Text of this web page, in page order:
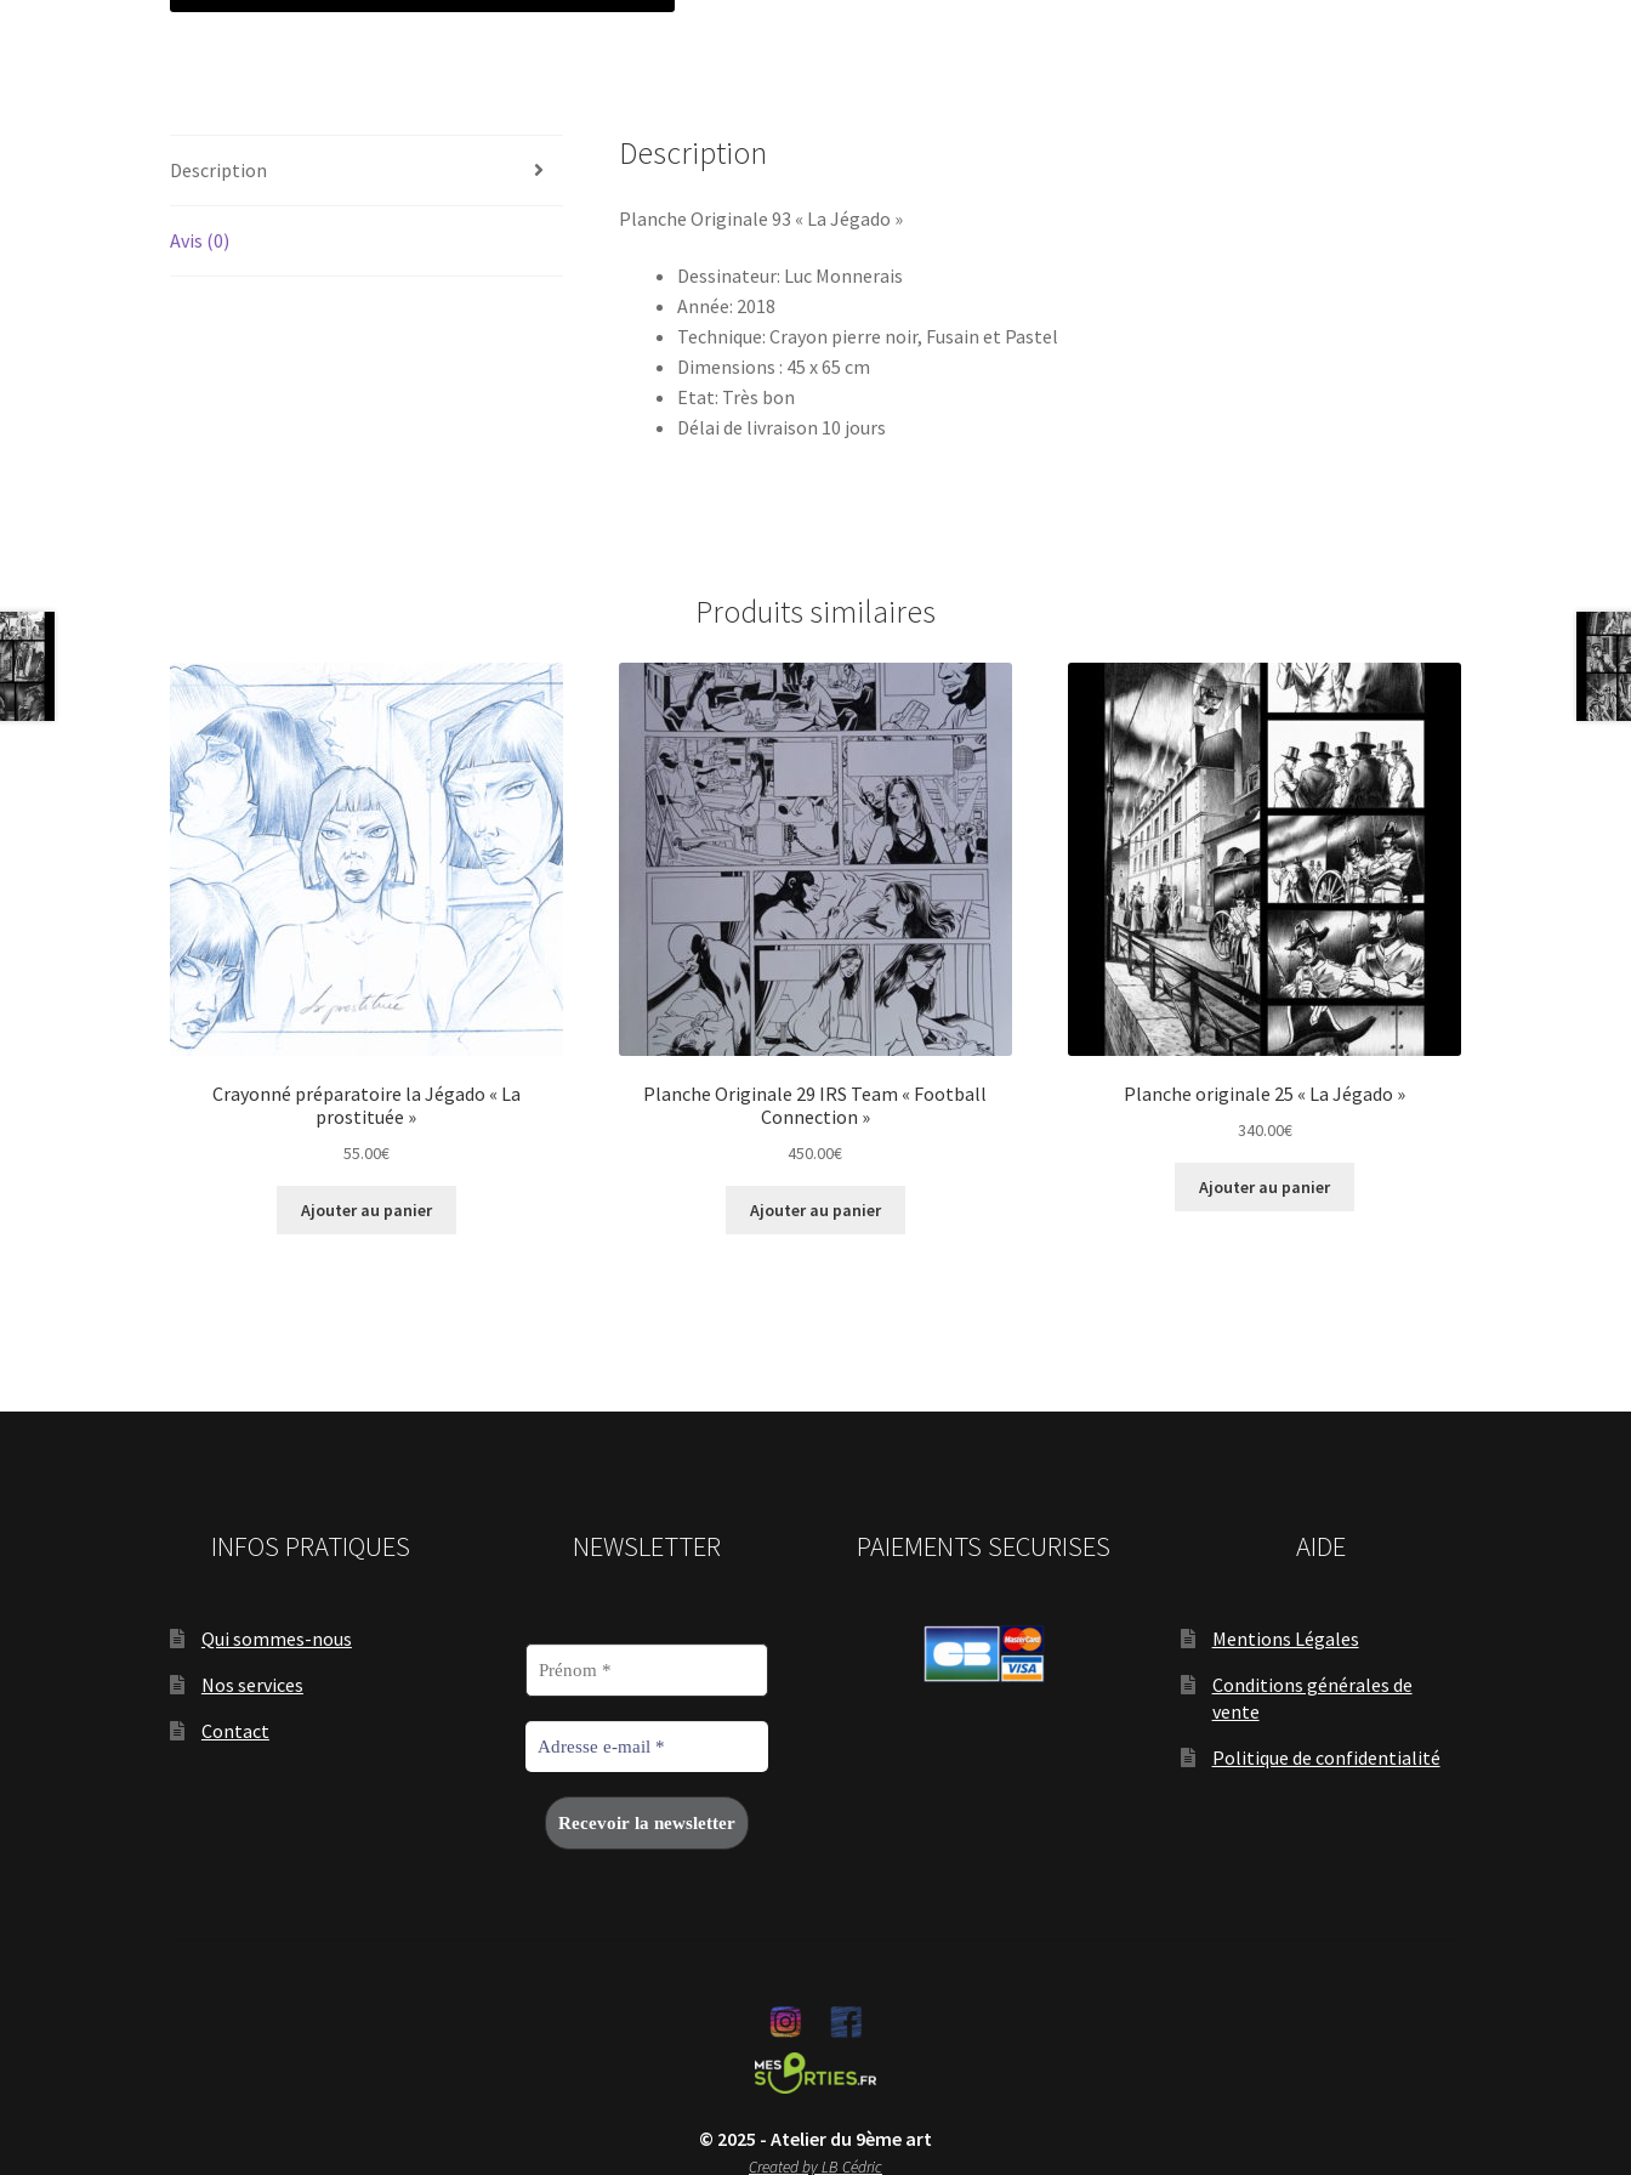
Description
Avis (0)
Description
Planche Originale 93 « La Jégado »
Dessinateur: Luc Monnerais
Année: 2018
Technique: Crayon pierre noir, Fusain et Pastel
Dimensions : 45 x 65 cm
Etat: Très bon
Délai de livraison 10 jours
Produits similaires
Crayonné préparatoire la Jégado « La
prostituée »
55.00€
Ajouter au panier
Planche Originale 29 IRS Team « Football
Connection »
450.00€
Ajouter au panier
Planche originale 25 « La Jégado »
340.00€
Ajouter au panier
INFOS PRATIQUES
Qui sommes-nous
Nos services
Contact
NEWSLETTER PAIEMENTS SECURISES AIDE
Mentions Légales
Conditions générales de
vente
Politique de confidentialité
© 2025 - Atelier du 9ème art
Created by LB Cédric